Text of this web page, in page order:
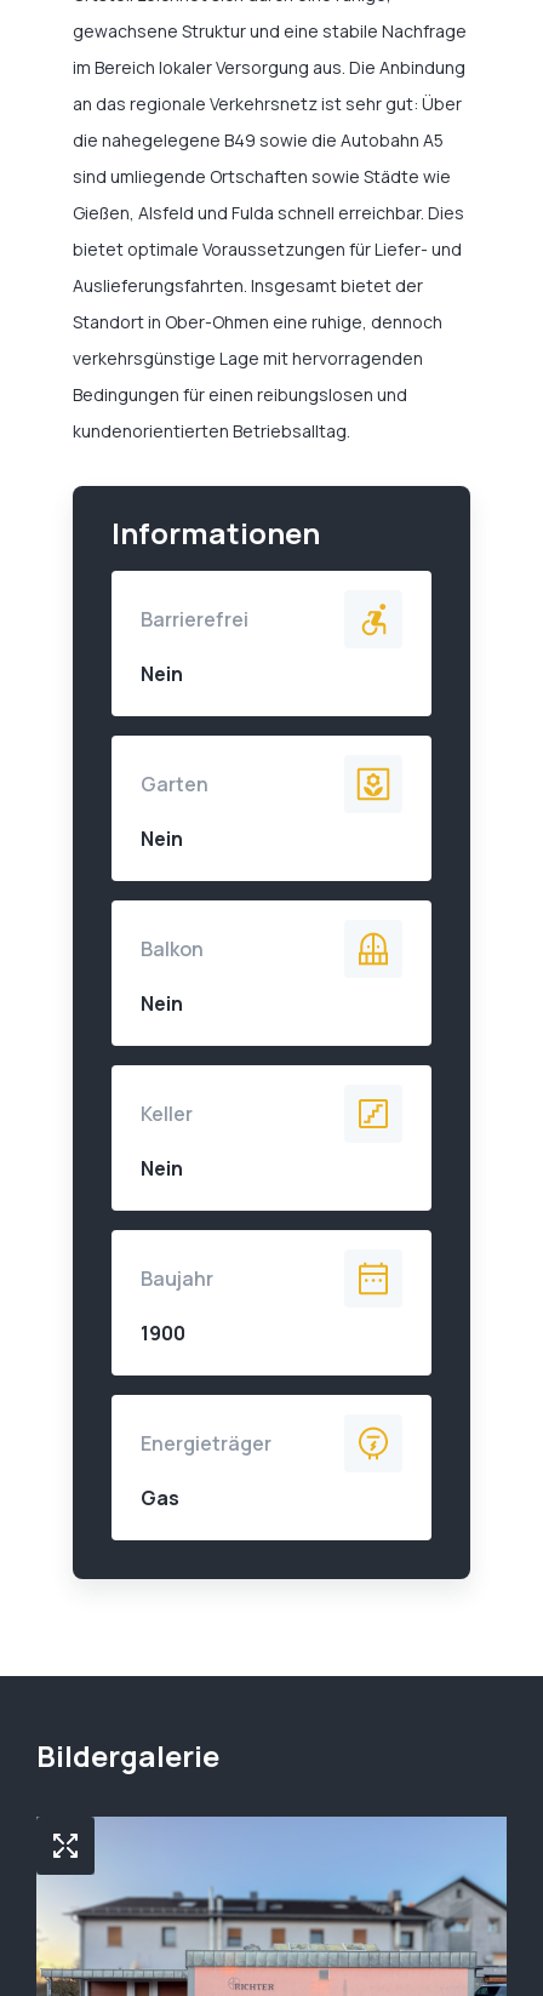
gewachsene Struktur und eine stabile Nachfrage
im Bereich lokaler Versorgung aus. Die Anbindung
an das regionale Verkehrsnetz ist sehr gut: Über
die nahegelegene B49 sowie die Autobahn A5
sind umliegende Ortschaften sowie Städte wie
Gießen, Alsfeld und Fulda schnell erreichbar. Dies
bietet optimale Voraussetzungen für Liefer- und
Auslieferungsfahrten. Insgesamt bietet der
Standort in Ober-Ohmen eine ruhige, dennoch
verkehrsgünstige Lage mit hervorragenden
Bedingungen für einen reibungslosen und
kundenorientierten Betriebsalltag.
Informationen
Barrierefrei
Nein
Garten
Nein
Balkon
Nein
Keller
Nein
Baujahr
1900
Energieträger
Gas
Bildergalerie